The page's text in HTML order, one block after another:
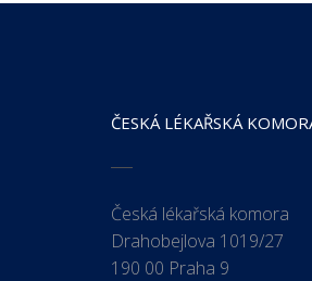
ČESKÁ LÉKAŘSKÁ
Česká lékařská komora
Drahobejlova 1019/27
190 00 Praha 9